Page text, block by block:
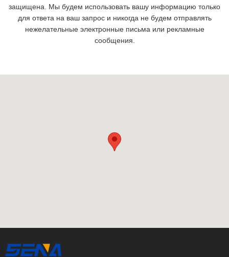
защищена. Мы будем использовать вашу информацию только
для ответа на ваш запрос и никогда не будем отправлять
нежелательные электронные письма или рекламные
сообщения.